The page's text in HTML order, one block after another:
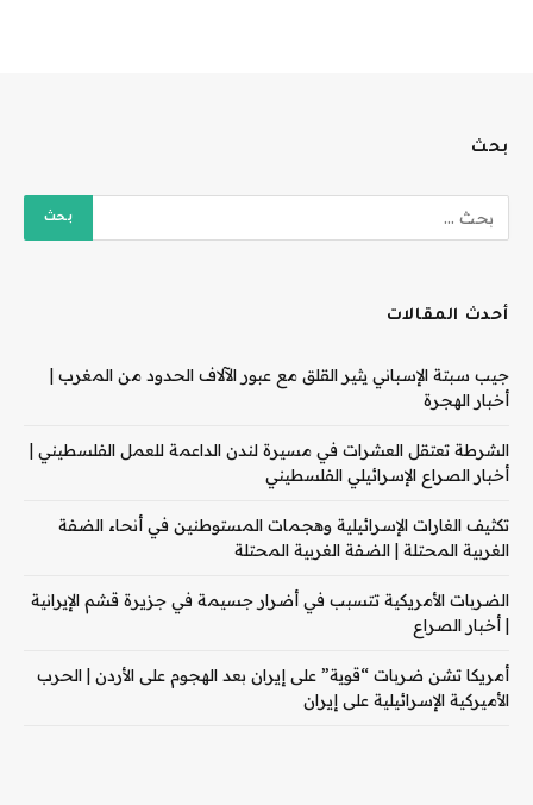
بحث
أحدث المقالات
جيب سبتة الإسباني يثير القلق مع عبور الآلاف الحدود من المغرب |
أخبار الهجرة
الشرطة تعتقل العشرات في مسيرة لندن الداعمة للعمل الفلسطيني |
أخبار الصراع الإسرائيلي الفلسطيني
تكثيف الغارات الإسرائيلية وهجمات المستوطنين في أنحاء الضفة
الغربية المحتلة | الضفة الغربية المحتلة
الضربات الأمريكية تتسبب في أضرار جسيمة في جزيرة قشم الإيرانية
| أخبار الصراع
أمريكا تشن ضربات “قوية” على إيران بعد الهجوم على الأردن | الحرب
الأميركية الإسرائيلية على إيران